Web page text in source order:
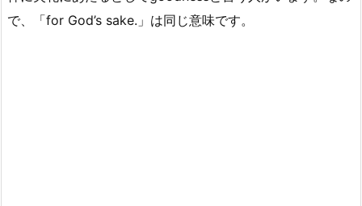
で、「for God’s sake.」は同じ意味です。